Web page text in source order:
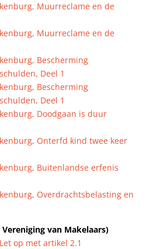
Muurreclame en de
Muurreclame en de
Bescherming
Deel 1
Bescherming
Deel 1
Doodgaan is duur
Onterfd kind twee keer
Buitenlandse erfenis
Overdrachtsbelasting en
van Makelaars)
op met artikel 2.1